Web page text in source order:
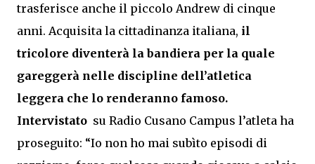
trasferisce anche il piccolo Andrew di cinque
anni. Acquisita la cittadinanza italiana, il
tricolore diventerà la bandiera per la quale
gareggerà nelle discipline dell’atletica
leggera che lo renderanno famoso.
Intervistato su Radio Cusano Campus l’atleta ha
proseguito: “Io non ho mai subìto episodi di